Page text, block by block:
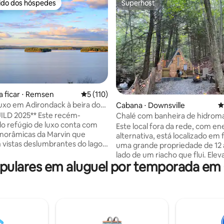
de 5, 189 avaliações
preferidos dos hóspedes
dos hóspedes
ficar ⋅ Remsen 5 de uma avaliação média de 5, 110
5 (110)
em Adirondack à beira do
de hidromassagem
Este recém-
refúgio de luxo conta com
da Marvin que
deslumbrantes do lago
hidromassagem embutida e
a gás propano ao ar livre
premium, criando um refúgio
Superhost
Superhost
Cabana ⋅ Downsville
Chalé com banheira de
de primavera mineral
Este local fora da rede, com
alternativa, está localizado em
uma grande propriedade de 12
lado de um riacho que flui. Elevada sobre
uma nascente natural que flui
todo o ano, a estética de
água que a nascente mineral
mas não antes de encher a
em aluguel por temporada